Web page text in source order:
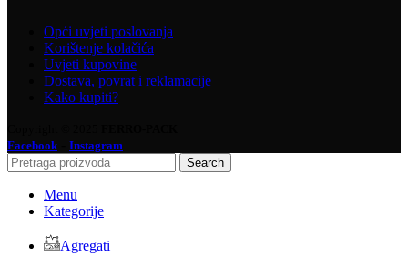
Opći uvjeti poslovanja
Korištenje kolačića
Uvjeti kupovine
Dostava, povrat i reklamacije
Kako kupiti?
Facebook
Instagram
Search
Menu
Kategorije
Agregati